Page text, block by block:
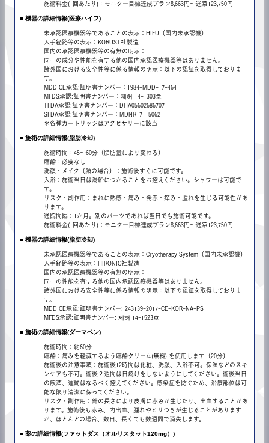
施術料金(1回あたり)：モニター目標達成プラン8,663円〜通常123,750円
■ 機器の詳細情報(医療ハイフ)
未承認医療機器等であることの表示：HIFU（国内未承認機）
入手経路等の表示：KORUST社製造
国内の承認医療機器等の有無の明示：
同一の成分や性能を有する他の国内承認医療機器等はありません。
諸外国における安全性等に係る情報の明示：以下の認証を取得しておりま
す。
MDD CE承認:証明書ナンバー：1984-MDD-17-464
MFDS承認:証明書ナンバー：제허 14-1303호
TFDA承認:証明書ナンバー：DHA05602686707
SFDA承認:証明書ナンバー：MDNR17115062
＊各種カートリッジはアクセサリーに該当
■ 施術の詳細情報(脂肪冷却)
施術時間：45～60分（脂肪量により変わる）
麻酔：必要なし
洗顔・メイク（顔の場合）：施術後すぐに可能です。
入浴：施術当日は湯船につかることをお控えください。シャワーは可能で
す。
リスク・副作用：まれに熱感・痛み・発赤・痒み・腫れを生じる可能性があ
ります。
通院間隔：1か月。別のパーツであれば翌日でも施術可能です。
施術料金(1回あたり)：モニター目標達成プラン8,663円〜通常123,750円
■ 機器の詳細情報(脂肪冷却)
未承認医療機器等であることの表示：Cryotherapy System（国内未承認機）
入手経路等の表示：HIRONIC社製造
国内の承認医療機器等の有無の明示：
同⼀の性能を有する他の国内承認医療機器等はありません。
諸外国における安全性等に係る情報の明示：以下の認証を取得しておりま
す。
MDD CE承認:証明書ナンバー: 243139-2017-CE-KOR-NA-PS
MFDS承認:証明書ナンバー: 제허 14-1523호
■ 施術の詳細情報(ダーマペン)
施術時間：約60分
麻酔：痛みを軽減するよう麻酔クリーム(無料) を使用します（20分）
施術後の注意事項：施術後12時間は化粧、洗顔、入浴不可。保湿などのスキ
ンケアも不可。術後２週間は日焼けをしないようにしてください。術後当日
の飲酒、運動はなるべく控えてください。感染症を防ぐため、治療部位は可
能な限り清潔に保ってください。
リスク・副作用：針の長さにより皮膚に赤みが生じたり、出血することがあ
ります。施術後も赤み、内出血、腫れやヒリつきが生じることがあります
が、ほとんどの場合、数日、長くても数週間で消失します。
■ 薬の詳細情報(ファットダス（オルリスタット120mg）)